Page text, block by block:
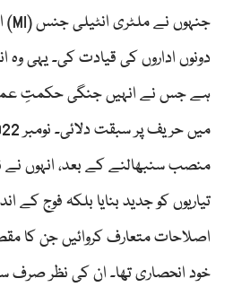
دونوں اداروں کی قیادت کی۔ یہی وہ
ہے جس نے انہیں جنگی حکمتِ عملی
منصب سنبھالنے کے بعد، انہوں نے
تیاریوں کو جدید بنایا بلکہ فوج کے
اصلاحات متعارف کروائیں جن کا
خود انحصاری تھا۔ ان کی نظر صرف